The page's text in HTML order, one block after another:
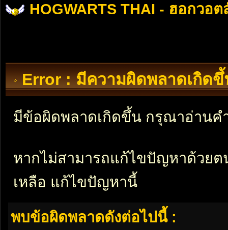
HOGWARTS THAI - ฮอกวอต
Error : มีความผิดพลาดเกิดขึ้
มีข้อผิดพลาดเกิดขึ้น กรุณาอ่านค
หากไม่สามารถแก้ไขปัญหาด้วย
เหลือ แก้ไขปัญหานี้
พบข้อผิดพลาดดังต่อไปนี้ :